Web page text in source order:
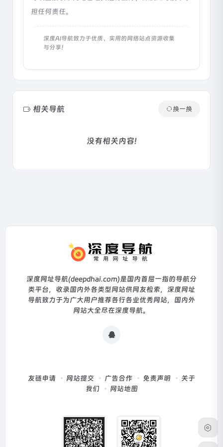
担任何责任。
深度AI导航致力于优质、实用的网络站点资源收集
与分享！
相关导航 换一换
没有相关内容!
深度网址导航(deepdhai.com)是国内首屈一指的导航分
类平台，收录国内外各类型网站供网友检索，深度网址
导航致力于为广大用户推荐各行各业优秀网站，国内外
网站大全尽在深度导航。
友链申请 网站提交 广告合作 免责声明
关于
我们
网站地图